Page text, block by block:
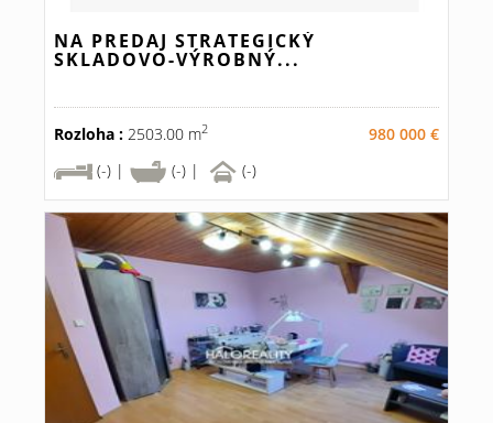
NA PREDAJ STRATEGICKÝ
SKLADOVO-VÝROBNÝ...
Rozloha : 2503.00 m2
980 000 €
(-) |
(-) | (-)